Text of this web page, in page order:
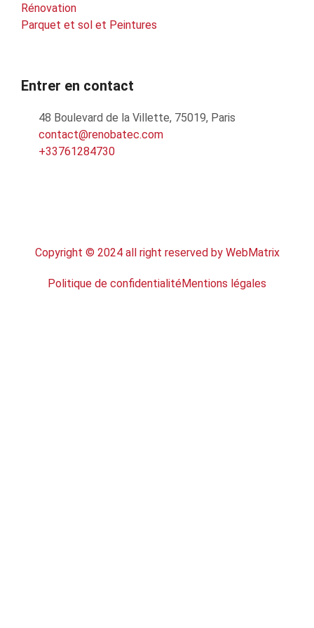
Rénovation
Parquet et sol et Peintures
Entrer en contact
48 Boulevard de la Villette, 75019, Paris
contact@renobatec.com
+33761284730
Copyright © 2024 all right reserved by WebMatrix
Politique de confidentialitéMentions légales